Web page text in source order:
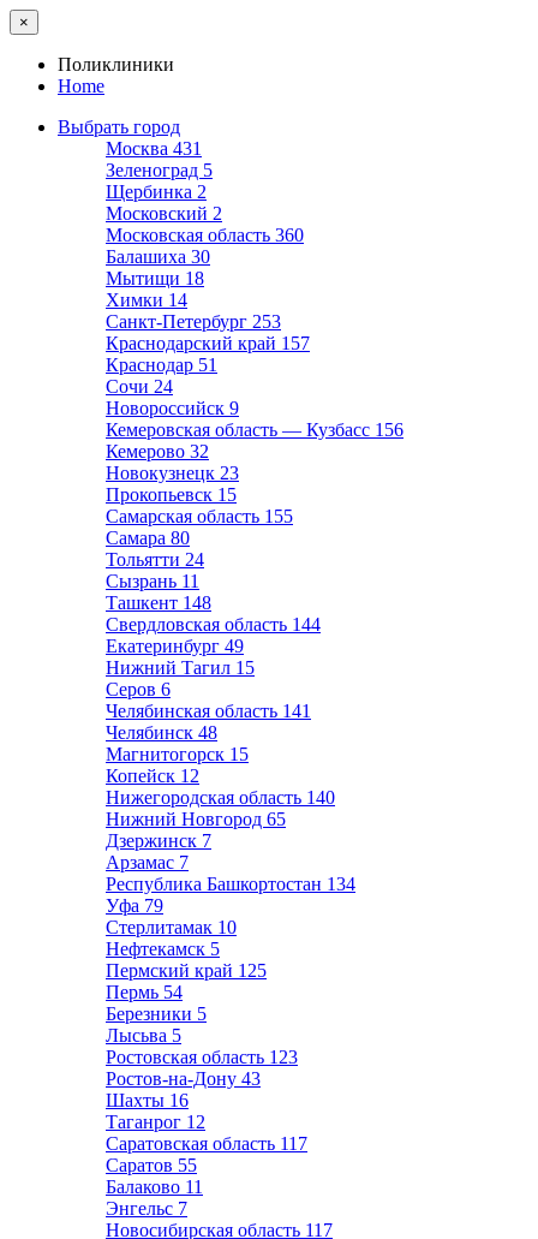
×
Поликлиники
Home
Выбрать город
Москва 431
Зеленоград 5
Щербинка 2
Московский 2
Московская область 360
Балашиха 30
Мытищи 18
Химки 14
Санкт-Петербург 253
Краснодарский край 157
Краснодар 51
Сочи 24
Новороссийск 9
Кемеровская область — Кузбасс 156
Кемерово 32
Новокузнецк 23
Прокопьевск 15
Самарская область 155
Самара 80
Тольятти 24
Сызрань 11
Ташкент 148
Свердловская область 144
Екатеринбург 49
Нижний Тагил 15
Серов 6
Челябинская область 141
Челябинск 48
Магнитогорск 15
Копейск 12
Нижегородская область 140
Нижний Новгород 65
Дзержинск 7
Арзамас 7
Республика Башкортостан 134
Уфа 79
Стерлитамак 10
Нефтекамск 5
Пермский край 125
Пермь 54
Березники 5
Лысьва 5
Ростовская область 123
Ростов-на-Дону 43
Шахты 16
Таганрог 12
Саратовская область 117
Саратов 55
Балаково 11
Энгельс 7
Новосибирская область 117